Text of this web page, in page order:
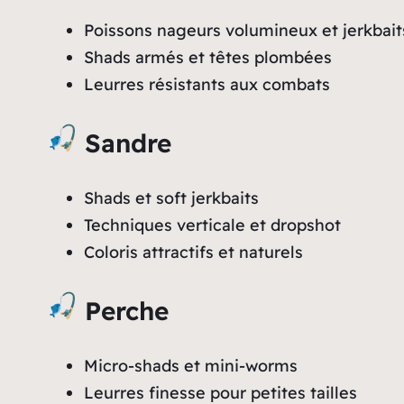
Poissons nageurs volumineux et
Shads armés et têtes plombées
Leurres résistants aux combats
Sandre
Shads et soft jerkbaits
Techniques verticale et dropshot
Coloris attractifs et naturels
Perche
Micro-shads et mini-worms
Leurres finesse pour petites tailles